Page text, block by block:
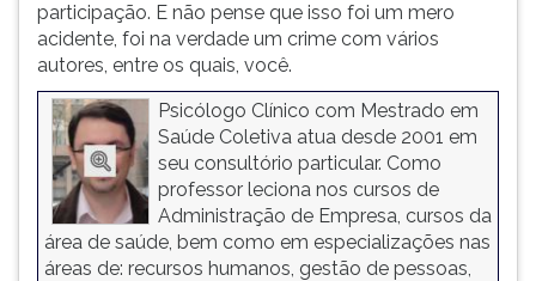
participação. E não pense que isso foi um mero
acidente, foi na verdade um crime com vários
autores, entre os quais, você.
Psicólogo Clínico com Mestrado em
Saúde Coletiva atua desde 2001 em
seu consultório particular. Como
professor leciona nos cursos de
Administração de Empresa, cursos da
área de saúde, bem como em especializações nas
áreas de: recursos humanos, gestão de pessoas,